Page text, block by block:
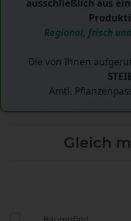
ausschließlich aus
Regional, frisch
Die von Ihnen
Amtl.
Gleich